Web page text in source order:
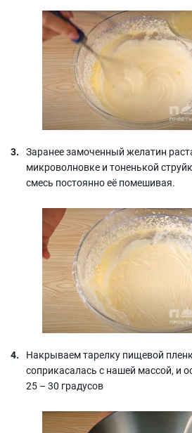
Заранее замоченный желатин
микроволновке и тоненькой
смесь постоянно её помешивая.
Накрываем тарелку пищевой
соприкасалась с нашей массой, и
25 – 30 градусов